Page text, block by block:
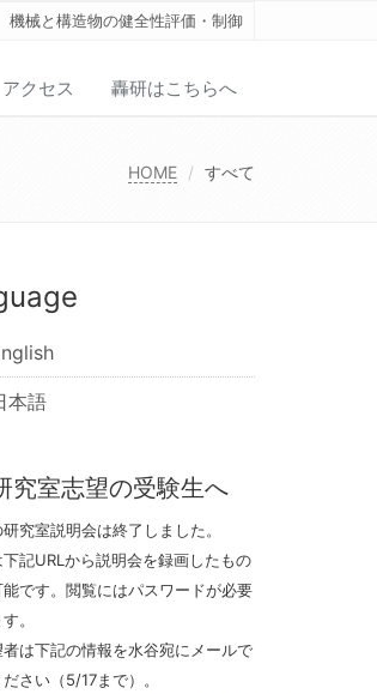
機械と構造物の健全性評価・制御
アクセス 轟研はこちらへ
HOME すべて
本語
究室志望の受験生へ
究室説明会は終了しました。
記URLから説明会を録画したもの
能です。閲覧にはパスワードが必要
。
は下記の情報を水谷宛にメールで
さい（5/17まで）。